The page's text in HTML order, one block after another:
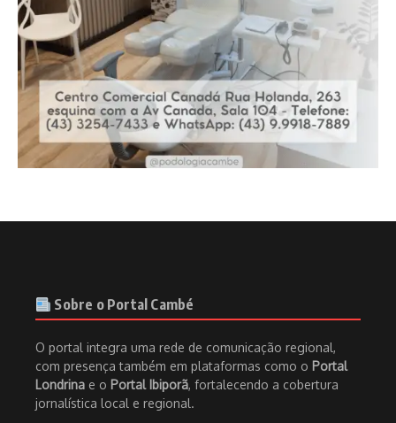
Sobre o Portal Cambé
O portal integra uma rede de comunicação regional,
com presença também em plataformas como o Portal
Londrina e o Portal Ibiporã, fortalecendo a cobertura
jornalística local e regional.